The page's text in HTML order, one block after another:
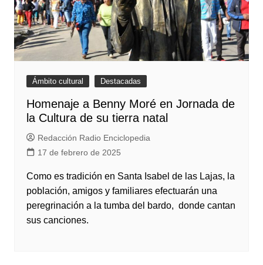
Ámbito cultural Destacadas
Homenaje a Benny Moré en Jornada de
la Cultura de su tierra natal
Redacción Radio Enciclopedia
17 de febrero de 2025
Como es tradición en Santa Isabel de las Lajas, la
población, amigos y familiares efectuarán una
peregrinación a la tumba del bardo, donde cantan
sus canciones.